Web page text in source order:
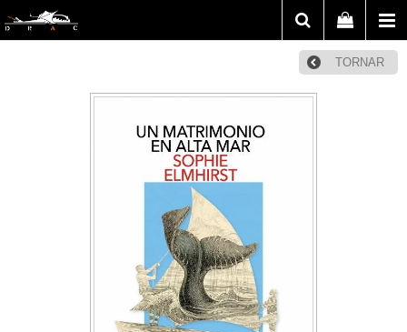
TORNAR